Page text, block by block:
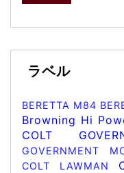
ラベル
BERETTA M84
Browning Hi
COLT
GOVERNMENT
COLT LAWMAN